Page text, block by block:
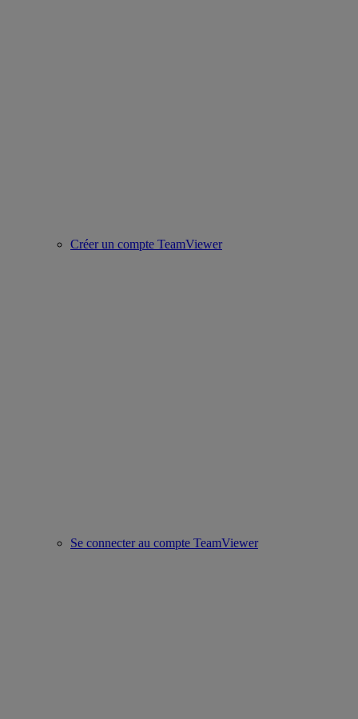
Créer un compte TeamViewer
Se connecter au compte TeamViewer